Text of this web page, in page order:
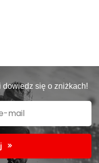
dowiedz się o zniżkach!